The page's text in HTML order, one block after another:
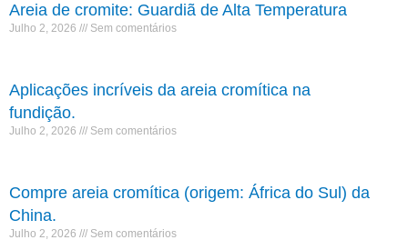
Areia de cromite: Guardiã de Alta Temperatura
Julho 2, 2026 Sem comentários
Aplicações incríveis da areia cromítica na
fundição.
Julho 2, 2026 Sem comentários
Compre areia cromítica (origem: África do Sul) da
China.
Julho 2, 2026 Sem comentários